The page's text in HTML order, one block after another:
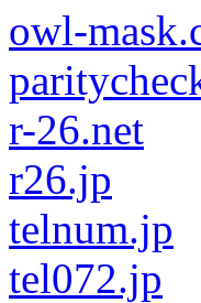
owl-
r-26.net
r26.jp
telnum.jp
tel072.jp